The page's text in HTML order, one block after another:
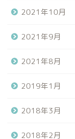
2021年10月
2021年9月
2021年8月
2019年1月
2018年3月
2018年2月